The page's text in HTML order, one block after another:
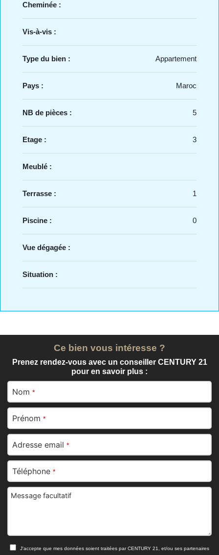
Cheminée :
Vis-à-vis :
Type du bien : Appartement
Pays : Maroc
NB de pièces : 5
Etage : 3
Meublé :
Terrasse : 1
Piscine : 0
Vue dégagée :
Situation :
Ce bien vous intéresse ?
Prenez rendez-vous avec un conseiller CENTURY 21
pour en savoir plus :
Nom *
Prénom *
Adresse email *
Téléphone *
Message facultatif
J'accepte que mes données soient traitées par CENTURY 21, et/ou ses partenaires